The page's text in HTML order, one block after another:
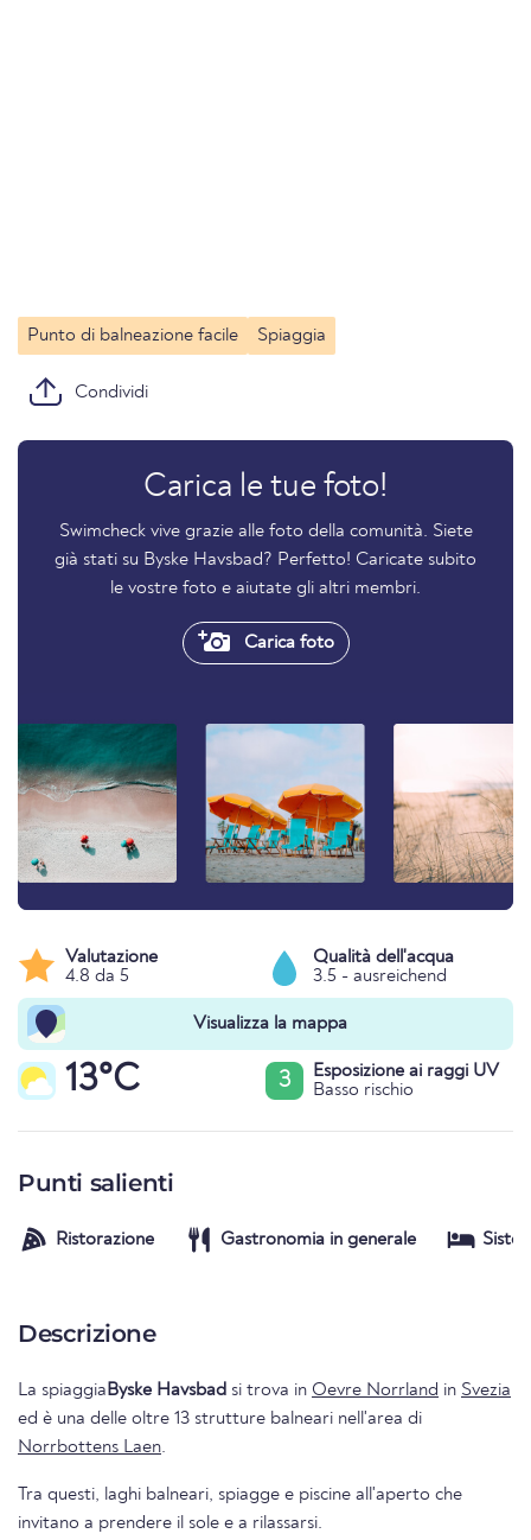
Punto di balneazione facile Spiaggia
Condividi
Carica le tue foto!
Swimcheck vive grazie alle foto della comunità. Siete
già stati su Byske Havsbad? Perfetto! Caricate subito
le vostre foto e aiutate gli altri membri.
Carica foto
Valutazione
4.8 da 5
Qualità dell'acqua
3.5 - ausreichend
Visualizza la mappa
13°C 3
Esposizione ai raggi UV
Basso rischio
Punti salienti
Ristorazione Gastronomia in generale
Descrizione
La spiaggiaByske Havsbad si trova in Oevre Norrland in Svezia
ed è una delle oltre 13 strutture balneari nell'area di
Norrbottens Laen.
Tra questi, laghi balneari, spiagge e piscine all'aperto che
invitano a prendere il sole e a rilassarsi.